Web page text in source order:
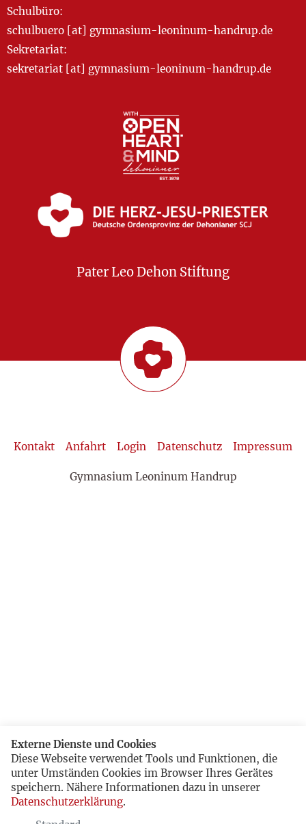
Schulbüro:
schulbuero [at] gymnasium-leoninum-handrup.de
Sekretariat:
sekretariat [at] gymnasium-leoninum-handrup.de
Pater Leo Dehon Stiftung
Kontakt Anfahrt Login Datenschutz Impressum
Gymnasium Leoninum Handrup
Externe Dienste und Cookies
Diese Webseite verwendet Tools und Funktionen, die
unter Umständen Cookies im Browser Ihres Gerätes
speichern. Nähere Informationen dazu in unserer
Datenschutzerklärung.